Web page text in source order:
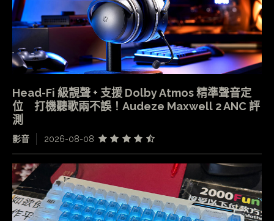
Head-Fi 級靚聲 + 支援 Dolby Atmos 精準聲音定
位 打機聽歌兩不誤！Audeze Maxwell 2 ANC 評
測
影音 2026-08-08